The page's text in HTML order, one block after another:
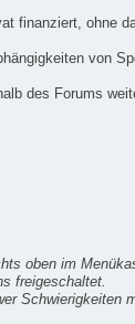
finanziert, ohne
von
des Forums
oben im
freigeschaltet.
Schwierigkeiten